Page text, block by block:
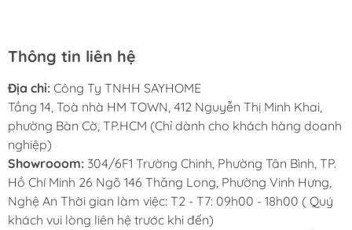
Thông tin liên hệ
Địa chỉ: Công Ty TNHH SAYHOME
Tầng 14, Toà nhà HM TOWN, 412 Nguyễn Thị Minh Khai,
phường Bàn Cờ, TP.HCM (Chỉ dành cho khách hàng doanh
nghiệp)
Showrooom: 304/6F1 Trường Chinh, Phường Tân Bình, TP.
Hồ Chí Minh 26 Ngõ 146 Thăng Long, Phường Vinh Hưng,
Nghệ An Thời gian làm việc: T2 - T7: 09h00 - 18h00 ( Quý
khách vui lòng liên hệ trước khi đến)